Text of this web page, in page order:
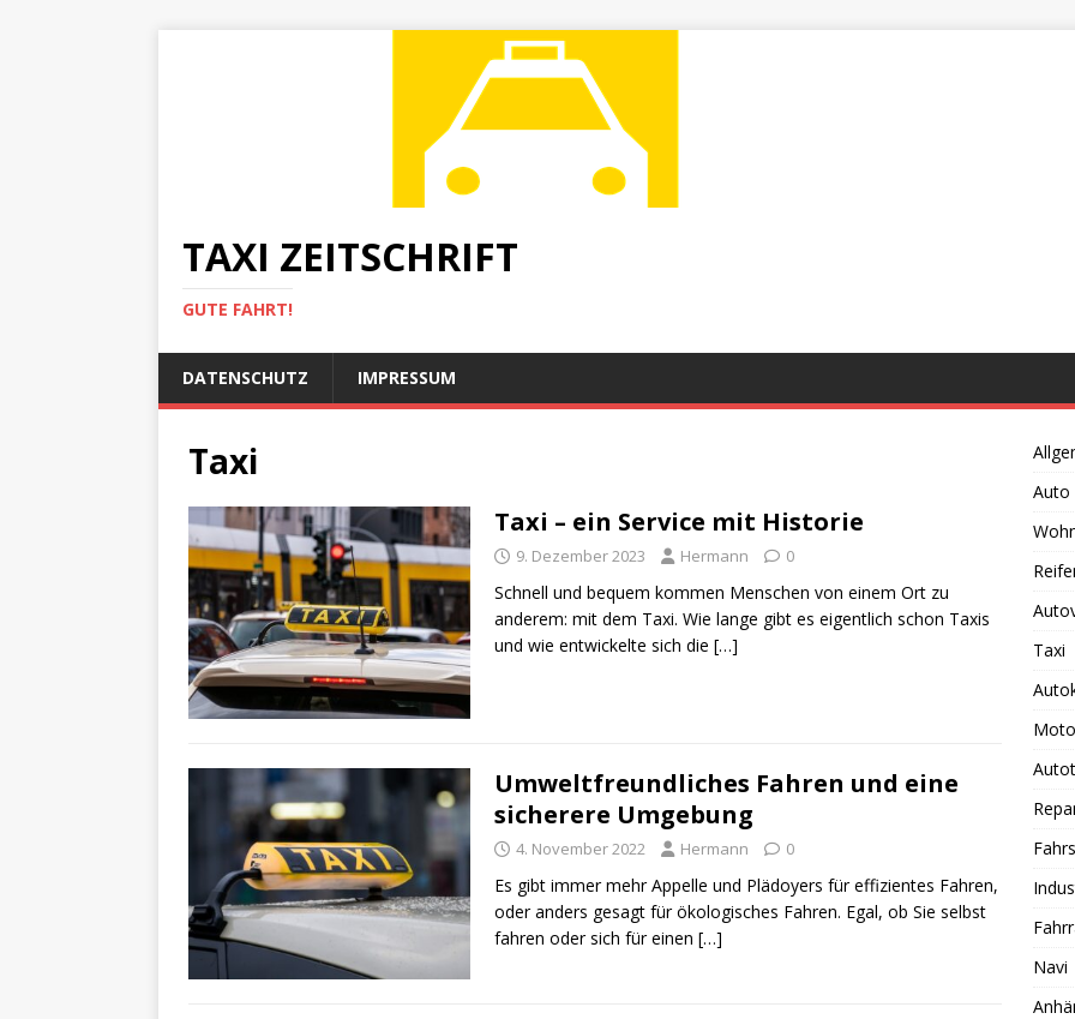
TAXI ZEITSCHRIFT
GUTE FAHRT!
DATENSCHUTZ IMPRESSUM
Taxi
Taxi – ein Service mit Historie
9. Dezember 2023 Hermann 0
Schnell und bequem kommen Menschen von einem Ort zu
anderem: mit dem Taxi. Wie lange gibt es eigentlich schon Taxis
und wie entwickelte sich die […]
Umweltfreundliches Fahren und eine
sicherere Umgebung
4. November 2022 Hermann 0
Es gibt immer mehr Appelle und Plädoyers für effizientes Fahren,
oder anders gesagt für ökologisches Fahren. Egal, ob Sie selbst
fahren oder sich für einen […]
Auto
Taxi
Navi